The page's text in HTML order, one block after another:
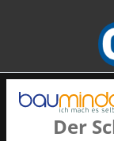
Der